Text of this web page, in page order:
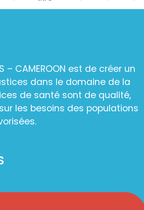
– CAMEROON est de créer un
dans le domaine de la
de santé sont de qualité,
les besoins des populations